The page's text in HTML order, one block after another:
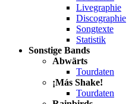
Livegraphie
Discographie
Songtexte
Statistik
Sonstige Bands
Abwärts
Tourdaten
¡Más Shake!
Tourdaten